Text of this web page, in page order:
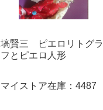
塙賢三 ピエロリトグラ
フとピエロ人形
マイストア在庫： 4487